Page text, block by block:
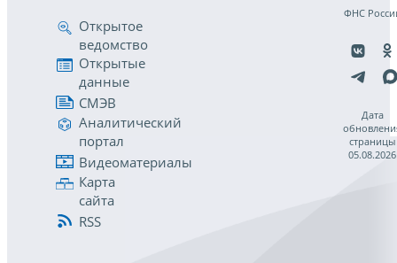
Открытое
ведомство
Открытые
данные
СМЭВ
Аналитический
портал
Видеоматериалы
Карта
сайта
RSS
ФНС
Дата
страницы
05.08.2026